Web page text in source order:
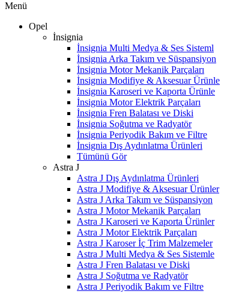
Menü
Opel
İnsignia
İnsignia Multi Medya & Ses Sisteml
İnsignia Arka Takım ve Süspansiyon
İnsignia Motor Mekanik Parçaları
İnsignia Modifiye & Aksesuar Ürünle
İnsignia Karoseri ve Kaporta Ürünle
İnsignia Motor Elektrik Parçaları
İnsignia Fren Balatası ve Diski
İnsignia Soğutma ve Radyatör
İnsignia Periyodik Bakım ve Filtre
İnsignia Dış Aydınlatma Ürünleri
Tümünü Gör
Astra J
Astra J Dış Aydınlatma Ürünleri
Astra J Modifiye & Aksesuar Ürünler
Astra J Arka Takım ve Süspansiyon
Astra J Motor Mekanik Parçaları
Astra J Karoseri ve Kaporta Ürünler
Astra J Motor Elektrik Parçaları
Astra J Karoser İç Trim Malzemeler
Astra J Multi Medya & Ses Sistemle
Astra J Fren Balatası ve Diski
Astra J Soğutma ve Radyatör
Astra J Periyodik Bakım ve Filtre